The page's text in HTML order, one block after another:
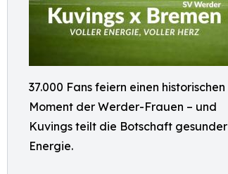
37.000 Fans feiern einen historischen
Moment der Werder-Frauen – und
Kuvings teilt die Botschaft gesunder
Energie.